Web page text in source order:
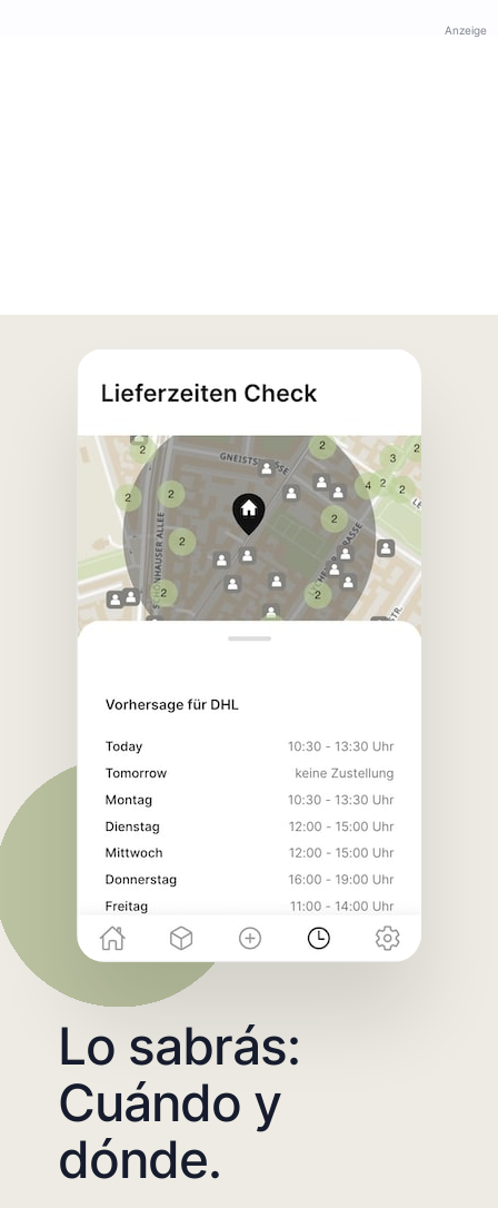
Anzeige
Lo sabrás:
Cuándo y
dónde.